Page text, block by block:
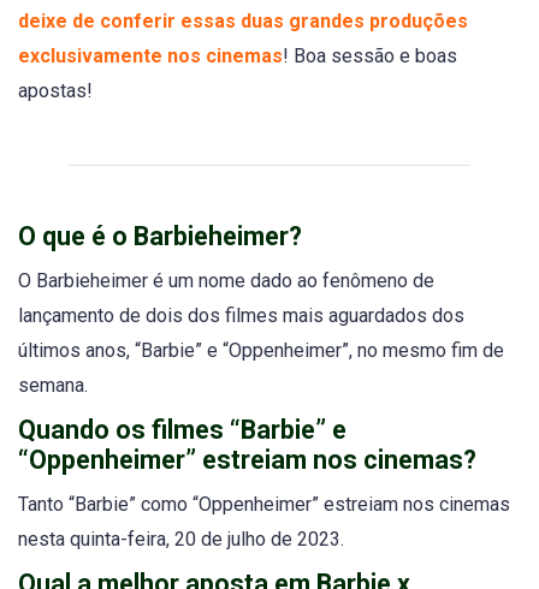
deixe de conferir essas duas grandes produções
exclusivamente nos cinemas! Boa sessão e boas
apostas!
O que é o Barbieheimer?
O Barbieheimer é um nome dado ao fenômeno de
lançamento de dois dos filmes mais aguardados dos
últimos anos, “Barbie” e “Oppenheimer”, no mesmo fim de
semana.
Quando os filmes “Barbie” e
“Oppenheimer” estreiam nos cinemas?
Tanto “Barbie” como “Oppenheimer” estreiam nos cinemas
nesta quinta-feira, 20 de julho de 2023.